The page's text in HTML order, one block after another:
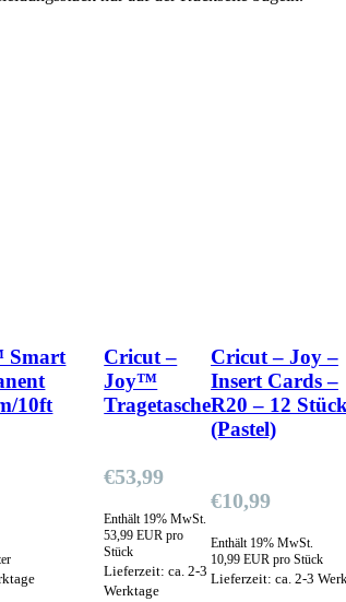
Smart
10ft
Cricut –
Joy™
Tragetasche
€53,99
Enthält 19% MwSt.
53,99 EUR pro
Stück
Lieferzeit: ca. 2-3
Werktage
Cricut – Joy –
Insert Cards –
R20 – 12 Stück
(Pastel)
€10,99
Enthält 19% MwSt.
10,99 EUR pro Stück
Lieferzeit: ca. 2-3